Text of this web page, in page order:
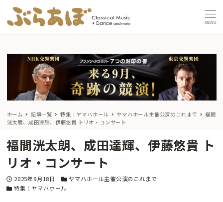
MENU
ホーム 記事一覧 特集：ヤマハホール ヤマハホール主催公演のこれまで
福間
洸太朗、成田達輝、伊藤悠貴 トリオ・コンサート
福間洸太朗、成田達輝、伊藤悠貴 ト
リオ・コンサート
投稿日
2025年9月18日 カテゴリー
ヤマハホール主催公演のこれまで
カテゴリー
特集：ヤマハホール